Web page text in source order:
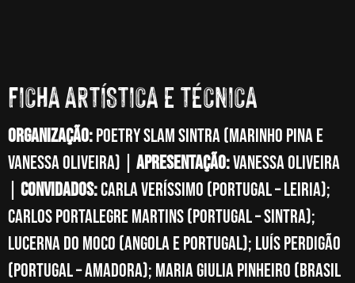
FICHA ARTÍSTICA E TÉCNICA
Organização:Poetry Slam Sintra (Marinho Pina e
Vanessa Oliveira) | Apresentação:Vanessa Oliveira
Convidados:Carla Veríssimo (Portugal – Leiria);
Carlos Portalegre Martins (Portugal – sintra);
Lucerna do Moco (Angola e Portugal); Luís Perdigão
(Portugal – Amadora); Maria Giulia Pinheiro (Brasil